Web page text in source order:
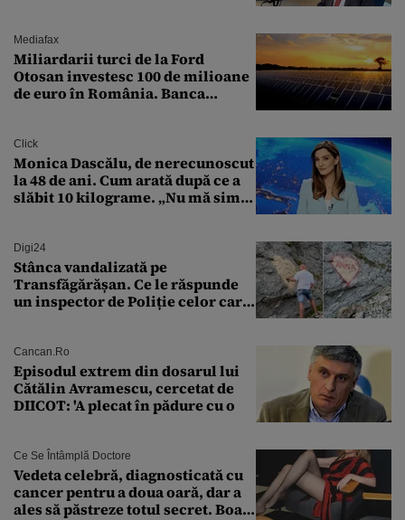
Mediafax
Miliardarii turci de la Ford
Otosan investesc 100 de milioane
de euro în România. Banca
Click
Monica Dascălu, de nerecunoscut
la 48 de ani. Cum arată după ce a
slăbit 10 kilograme. „Nu mă simt
Digi24
Stânca vandalizată pe
Transfăgărășan. Ce le răspunde
un inspector de Poliție celor care
Cancan.ro
Episodul extrem din dosarul lui
Cătălin Avramescu, cercetat de
DIICOT: 'A plecat în pădure cu o
Ce Se Întâmplă Doctore
Vedeta celebră, diagnosticată cu
cancer pentru a doua oară, dar a
ales să păstreze totul secret. Boala